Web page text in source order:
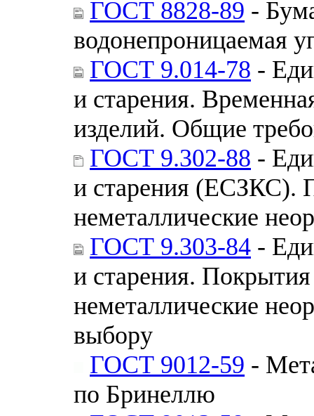
ГОСТ 8828-89 -
водонепроницаемая
ГОСТ 9.014-78 -
и старения.
изделий. Общие
ГОСТ 9.302-88 -
и старения (ЕСЗКС).
неметаллические
ГОСТ 9.303-84 -
и старения.
неметаллические
выбору
ГОСТ 9012-59 -
по Бринеллю